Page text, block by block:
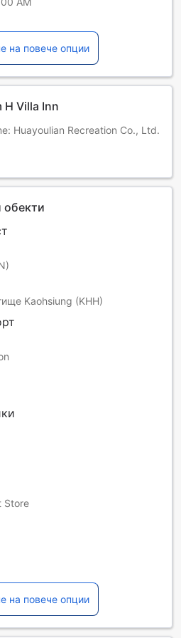
на повече опции
Villa Inn
Huayoulian Recreation Co., Ltd.
обекти
Kaohsiung (KHH)
Store
на повече опции